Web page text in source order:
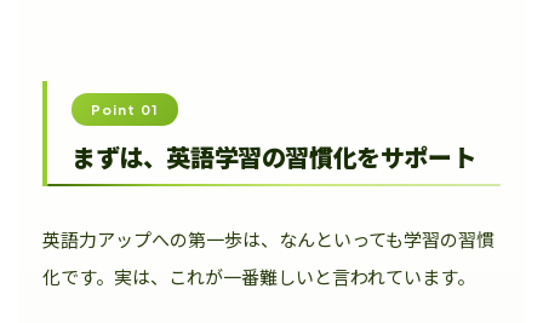
Point 01
まずは、英語学習の習慣化をサポート
英語力アップへの第一歩は、なんといっても学習の習慣
化です。実は、これが一番難しいと言われています。